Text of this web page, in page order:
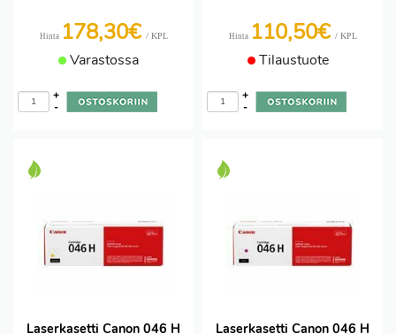
Hinta 178,30€ / KPL
Varastossa
-
+
Hinta 110,50€ / KPL
Tilaustuote
-
+
Laserkasetti Canon 046 H
Laserkasetti Canon 046 H